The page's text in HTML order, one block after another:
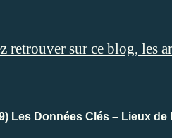
retrouver sur ce blog, les
Les Données Clés – Lieux